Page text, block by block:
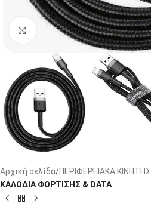
Click to enlarge
Αρχική σελίδα ΠΕΡΙΦΕΡΕΙΑΚΑ ΚΙΝΗΤΗΣ
ΚΑΛΩΔΙΑ ΦΟΡΤΙΣΗΣ & DATA